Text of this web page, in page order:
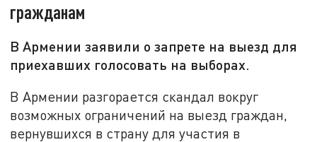
гражданам
В Армении заявили о запрете на выезд для
приехавших голосовать на выборах.
В Армении разгорается скандал вокруг
возможных ограничений на выезд граждан,
вернувшихся в страну для участия в